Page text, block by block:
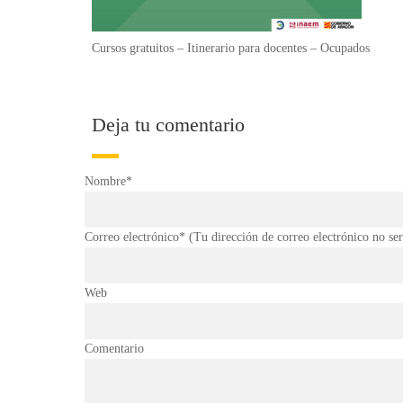
Cursos gratuitos – Itinerario para docentes – Ocupados
Deja tu comentario
Nombre*
Correo electrónico* (Tu dirección de correo electrónico no
Web
Comentario